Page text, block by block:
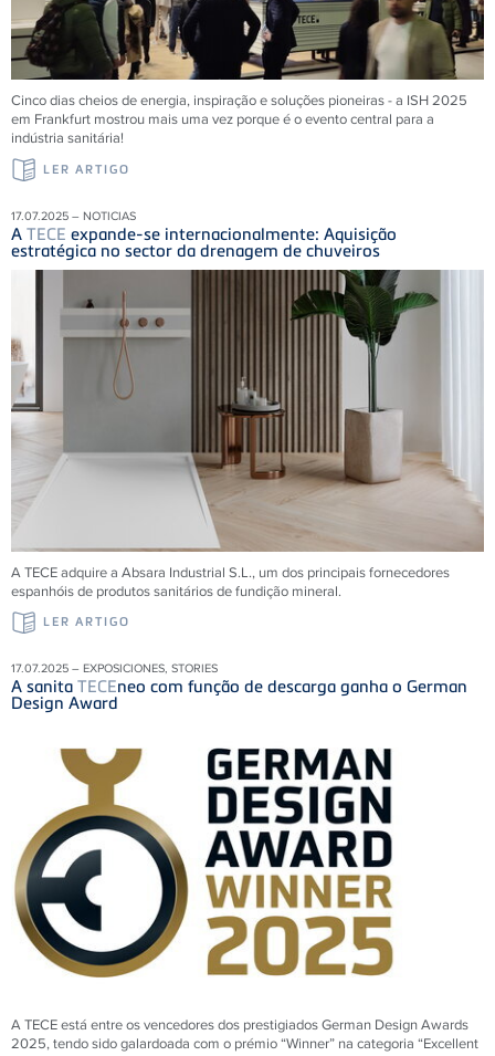
Cinco dias cheios de energia, inspiração e soluções pioneiras - a ISH 2025
em Frankfurt mostrou mais uma vez porque é o evento central para a
indústria sanitária!
LER ARTIGO
17.07.2025 – NOTICIAS
A TECE expande-se internacionalmente: Aquisição
estratégica no sector da drenagem de chuveiros
A TECE adquire a Absara Industrial S.L., um dos principais fornecedores
espanhóis de produtos sanitários de fundição mineral.
LER ARTIGO
17.07.2025 – EXPOSICIONES, STORIES
A sanita TECEneo com função de descarga ganha o German
Design Award
A TECE está entre os vencedores dos prestigiados German Design Awards
2025, tendo sido galardoada com o prémio “Winner” na categoria “Excellent